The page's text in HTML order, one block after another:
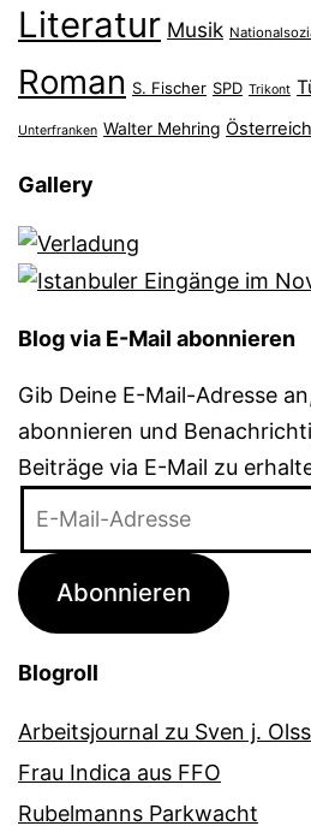
Literatur Musik
Roman S. Fischer SPD Trikont
Unterfranken Walter Mehring Österreich
Gallery
Blog via E-Mail abonnieren
Gib Deine E-Mail-Adresse
abonnieren und
Beiträge via E-Mail zu
Adresse
Abonnieren
Blogroll
Arbeitsjournal zu Sven j.
Frau Indica aus FFO
Rubelmanns Parkwacht